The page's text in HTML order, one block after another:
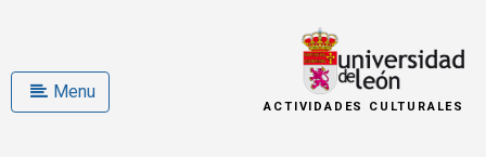
Menu
ACTIVIDADES CULTURALES